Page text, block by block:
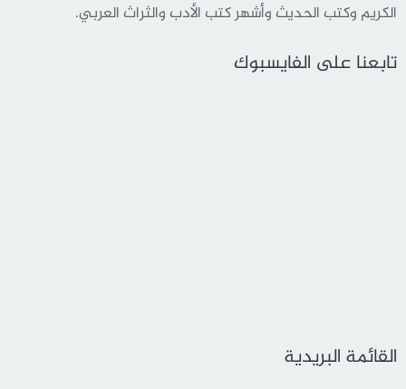
الكريم وكتب الحديث وأشهر كتب الأدب والثراث العربي.
تابعنا على الفايسبوك
القائمة البريدية